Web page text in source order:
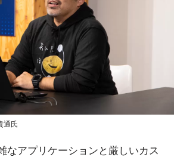
通氏
なアプリケーションと厳しいカス